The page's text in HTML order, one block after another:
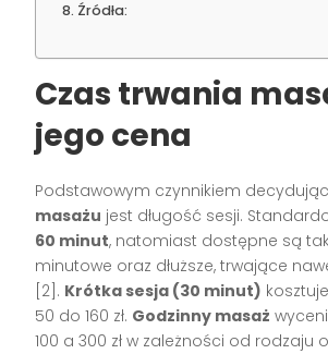
Źródła:
Czas trwania
jego cena
Podstawowym czynnikiem
masażu jest długość sesji.
60 minut, natomiast dostępne są
minutowe oraz dłuższe, trwające
[2]. Krótka sesja (30 minut)
50 do 160 zł. Godzinny masaż
100 a 300 zł w zależności od rodzaju